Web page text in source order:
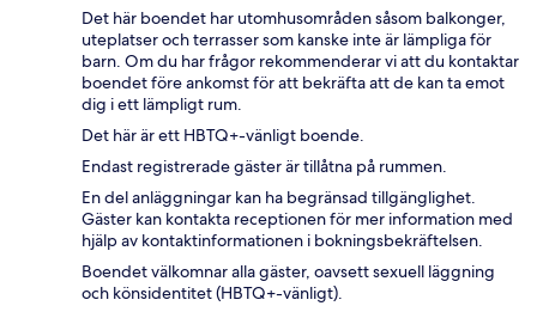
Det här boendet har utomhusområden såsom balkonger,
uteplatser och terrasser som kanske inte är lämpliga för
barn. Om du har frågor rekommenderar vi att du kontaktar
boendet före ankomst för att bekräfta att de kan ta emot
dig i ett lämpligt rum.
Det här är ett HBTQ+-vänligt boende.
Endast registrerade gäster är tillåtna på rummen.
En del anläggningar kan ha begränsad tillgänglighet.
Gäster kan kontakta receptionen för mer information med
hjälp av kontaktinformationen i bokningsbekräftelsen.
Boendet välkomnar alla gäster, oavsett sexuell läggning
och könsidentitet (HBTQ+-vänligt).